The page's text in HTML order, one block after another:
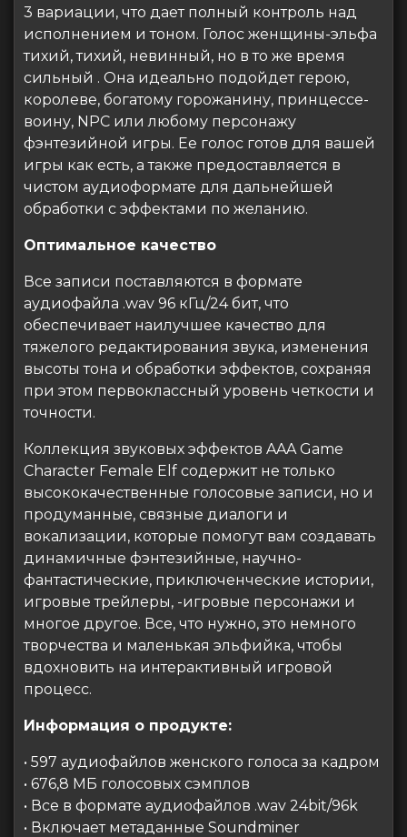
3 вариации, что дает полный контроль над
исполнением и тоном. Голос женщины-эльфа
тихий, тихий, невинный, но в то же время
сильный . Она идеально подойдет герою,
королеве, богатому горожанину, принцессе-
воину, NPC или любому персонажу
фэнтезийной игры. Ее голос готов для вашей
игры как есть, а также предоставляется в
чистом аудиоформате для дальнейшей
обработки с эффектами по желанию.
Оптимальное качество
Все записи поставляются в формате
аудиофайла .wav 96 кГц/24 бит, что
обеспечивает наилучшее качество для
тяжелого редактирования звука, изменения
высоты тона и обработки эффектов, сохраняя
при этом первоклассный уровень четкости и
точности.
Коллекция звуковых эффектов AAA Game
Character Female Elf содержит не только
высококачественные голосовые записи, но и
продуманные, связные диалоги и
вокализации, которые помогут вам создавать
динамичные фэнтезийные, научно-
фантастические, приключенческие истории,
игровые трейлеры, -игровые персонажи и
многое другое. Все, что нужно, это немного
творчества и маленькая эльфийка, чтобы
вдохновить на интерактивный игровой
процесс.
Информация о продукте:
• 597 аудиофайлов женского голоса за кадром
• 676,8 МБ голосовых сэмплов
• Все в формате аудиофайлов .wav 24bit/96k
• Включает метаданные Soundminer